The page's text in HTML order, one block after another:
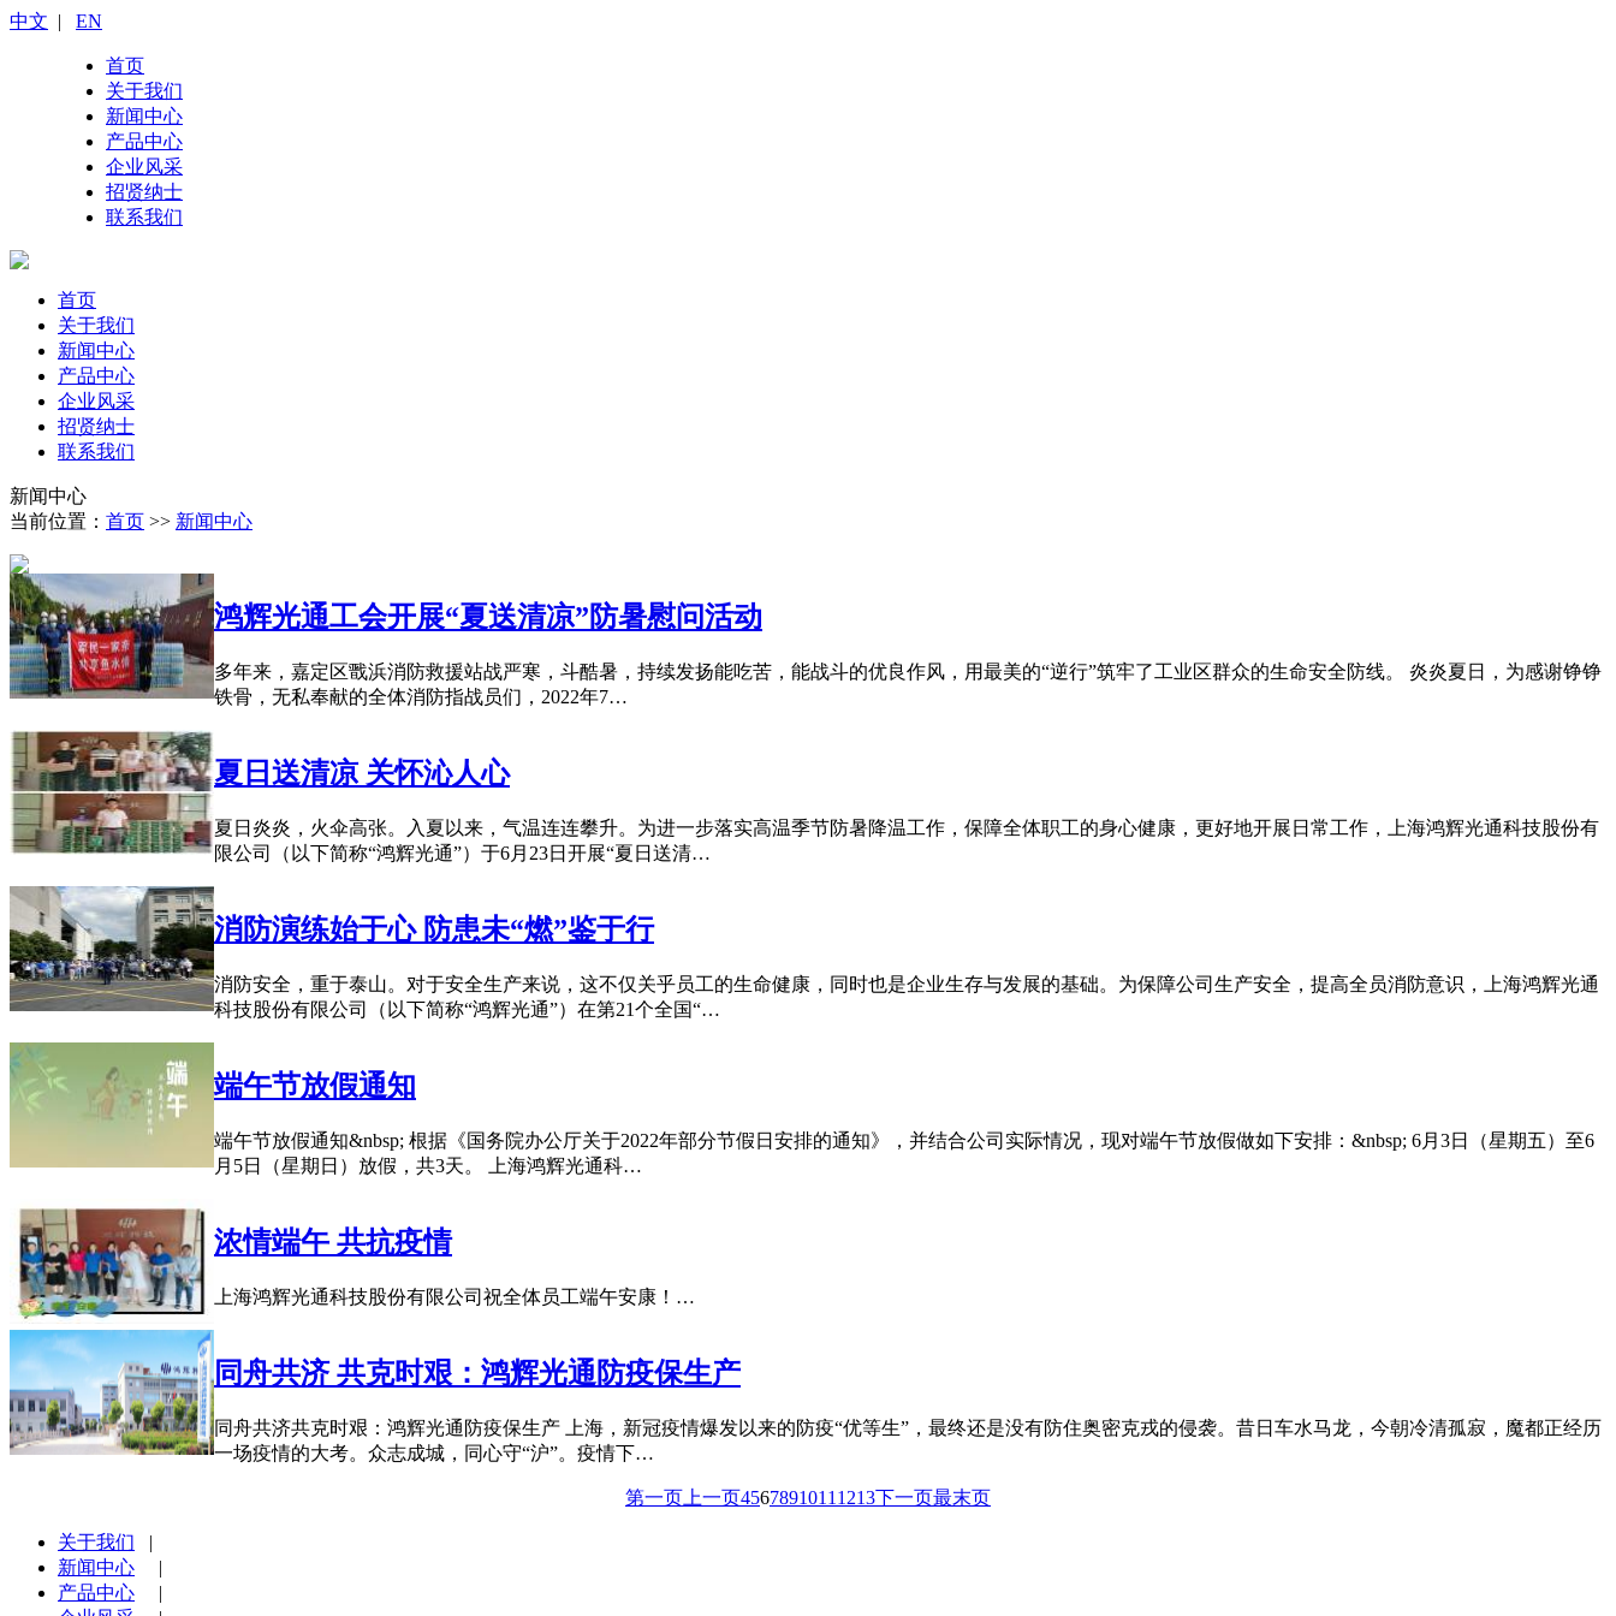
中文 | EN
首页
关于我们
新闻中心
产品中心
企业风采
招贤纳士
联系我们
首页
关于我们
新闻中心
产品中心
企业风采
招贤纳士
联系我们
新闻中心
当前位置： 首页 >> 新闻中心
鸿辉光通工会开展“夏送清凉”防暑慰问活动
多年来，嘉定区戬浜消防救援站战严寒，斗酷暑，持续发扬能吃苦，能战斗的优良作风，用最美的“逆行”筑牢了工业区群众的生命安全防线。 炎炎夏日，为感谢铮铮
铁骨，无私奉献的全体消防指战员们，2022年7…
夏日送清凉 关怀沁人心
夏日炎炎，火伞高张。入夏以来，气温连连攀升。为进一步落实高温季节防暑降温工作，保障全体职工的身心健康，更好地开展日常工作，上海鸿辉光通科技股份有
限公司（以下简称“鸿辉光通”）于6月23日开展“夏日送清…
消防演练始于心 防患未“燃”鉴于行
消防安全，重于泰山。对于安全生产来说，这不仅关乎员工的生命健康，同时也是企业生存与发展的基础。为保障公司生产安全，提高全员消防意识，上海鸿辉光通
科技股份有限公司（以下简称“鸿辉光通”）在第21个全国“…
端午节放假通知
端午节放假通知&nbsp; 根据《国务院办公厅关于2022年部分节假日安排的通知》，并结合公司实际情况，现对端午节放假做如下安排：&nbsp; 6月3日（星期五）至6
月5日（星期日）放假，共3天。 上海鸿辉光通科…
浓情端午 共抗疫情
上海鸿辉光通科技股份有限公司祝全体员工端午安康！…
同舟共济 共克时艰：鸿辉光通防疫保生产
同舟共济共克时艰：鸿辉光通防疫保生产 上海，新冠疫情爆发以来的防疫“优等生”，最终还是没有防住奥密克戎的侵袭。昔日车水马龙，今朝冷清孤寂，魔都正经历
一场疫情的大考。众志成城，同心守“沪”。疫情下…
第一页 上一页4567891011 1213下一页最末页
关于我们 |
新闻中心 |
产品中心 |